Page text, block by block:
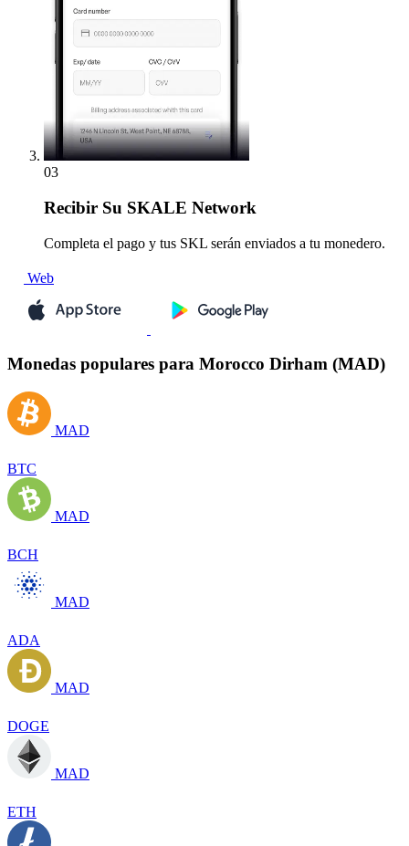
03
Recibir Su SKALE Network
Completa el pago y tus SKL serán enviados a tu monedero.
Web
Monedas populares para Morocco Dirham (MAD)
MAD
BTC
MAD
BCH
MAD
ADA
MAD
DOGE
MAD
ETH